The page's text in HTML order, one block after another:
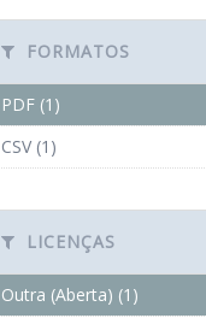
FORMATOS
PDF (1)
CSV (1)
LICENÇAS
Outra (Aberta) (1)